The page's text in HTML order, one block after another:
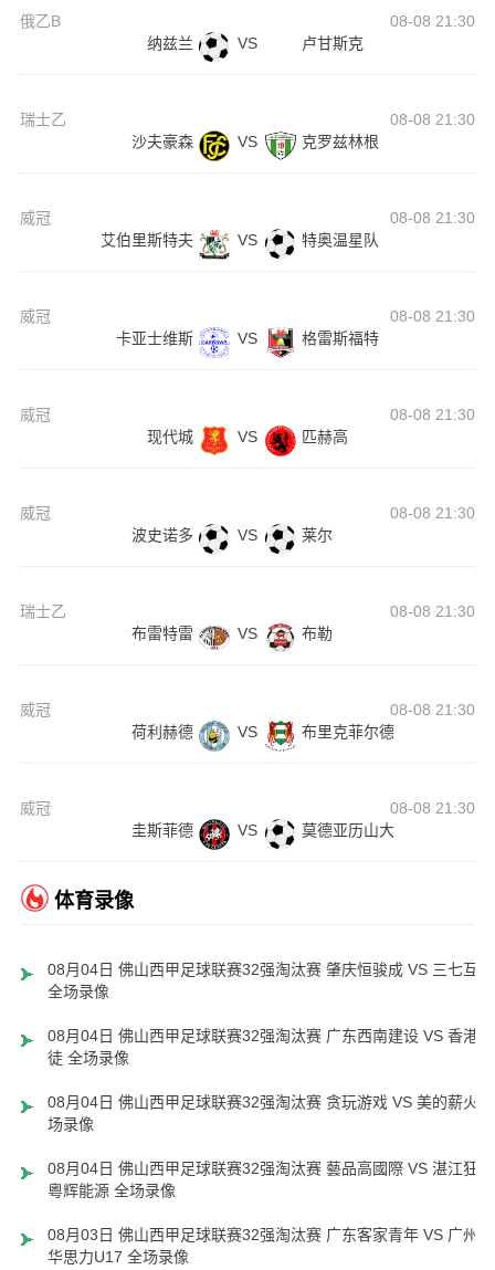
俄乙B
08-08 21:30
纳兹兰
VS 卢甘斯克
瑞士乙
08-08 21:30
沙夫豪森
VS 克罗兹林根
威冠
08-08 21:30
艾伯里斯特夫
VS 特奥温星队
威冠
08-08 21:30
卡亚士维斯
VS 格雷斯福特
威冠
08-08 21:30
现代城
VS 匹赫高
威冠
08-08 21:30
波史诺多
VS 莱尔
瑞士乙
08-08 21:30
布雷特雷
VS 布勒
威冠
08-08 21:30
荷利赫德
VS 布里克菲尔德
威冠
08-08 21:30
圭斯菲德
VS 莫德亚历山大
体育录像
08月04日 佛山西甲足球联赛32强淘汰赛 肇庆恒骏成 VS 三七互娱
全场录像
08月04日 佛山西甲足球联赛32强淘汰赛 广东西南建设 VS 香港圣
徒 全场录像
08月04日 佛山西甲足球联赛32强淘汰赛 贪玩游戏 VS 美的薪火
场录像
08月04日 佛山西甲足球联赛32强淘汰赛 藝品高國際 VS 湛江狂狼
粵辉能源 全场录像
08月03日 佛山西甲足球联赛32强淘汰赛 广东客家青年 VS 广州英
华思力U17 全场录像